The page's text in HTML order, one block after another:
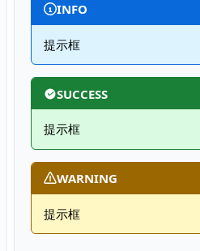
INFO
提示框
SUCCESS
提示框
WARNING
提示框